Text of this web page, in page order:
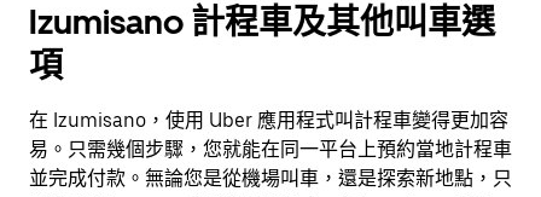
Izumisano 計程車及其他叫車選
項
在 Izumisano，使用 Uber 應用程式叫計程車變得更加容
易。只需幾個步驟，您就能在同一平台上預約當地計程車
並完成付款。無論您是從機場叫車，還是探索新地點，只